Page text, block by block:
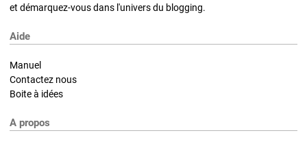
et démarquez-vous dans l'univers du blogging.
Aide
Manuel
Contactez nous
Boite à idées
A propos